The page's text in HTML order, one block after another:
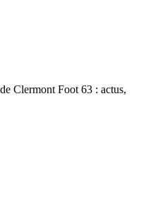
Clermont Foot 63 : actus,